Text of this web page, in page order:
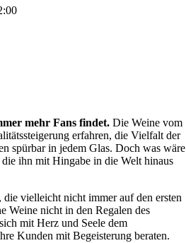
mehr Fans findet. Die Weine vom
erfahren, die Vielfalt der
spürbar in jedem Glas. Doch was wäre
ihn mit Hingabe in die Welt hinaus
vielleicht nicht immer auf den ersten
Weine nicht in den Regalen des
mit Herz und Seele dem
Kunden mit Begeisterung beraten.